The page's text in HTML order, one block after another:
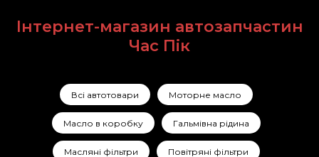
Інтернет-магазин автозапчастин
Час Пік
Всі автотовари Моторне масло
Масло в коробку Гальмівна рідина
Масляні фільтри Повітряні фільтри